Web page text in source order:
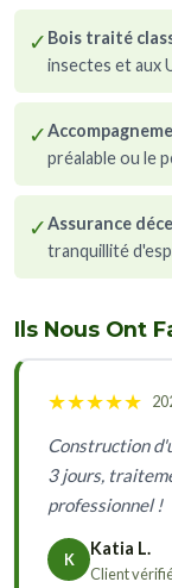
✓ Bois traité
insectes et aux
✓
préalable ou le
✓Assurance
tranquillité
Ils Nous Ont
★★★★★
Construction
3 jours,
professionnel !
K
Katia L.
Client